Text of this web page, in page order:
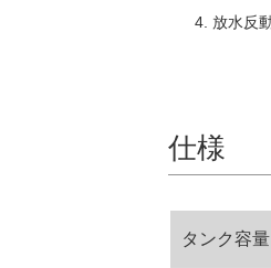
放水反
仕様
タンク容量